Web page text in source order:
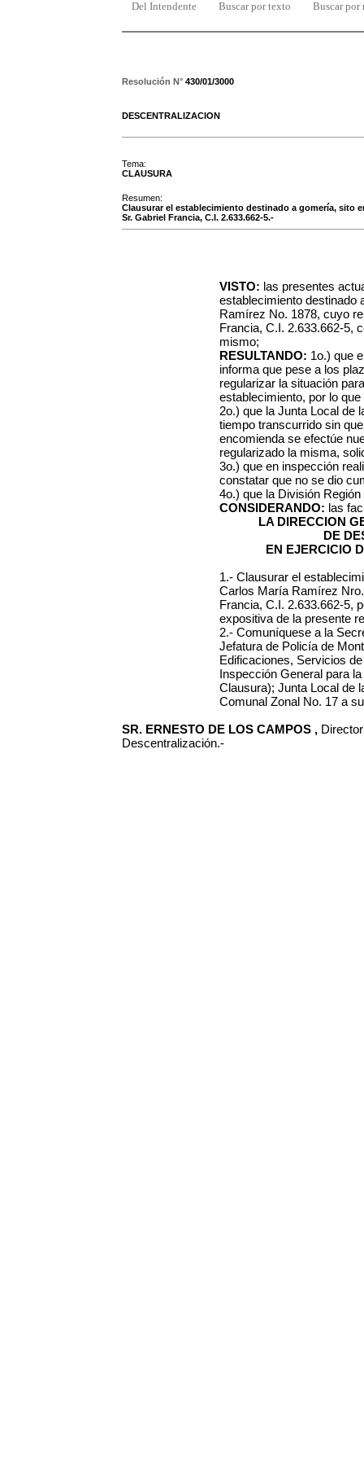
Del Intendente Buscar por texto Buscar por
Resolución N° 430/01/3000
DESCENTRALIZACION
Tema:
CLAUSURA
Resumen:
Clausurar el establecimiento destinado a gomería, sito
Sr. Gabriel Francia, C.I. 2.633.662-5.-
VISTO: las presentes
establecimiento destinado
Ramírez No. 1878, cuyo
Francia, C.I. 2.633.662-5,
mismo;
RESULTANDO: 1o.) que
informa que pese a los
regularizar la situación
establecimiento, por lo
2o.) que la Junta Local de
tiempo transcurrido sin
encomienda se efectúe
regularizado la misma,
3o.) que en inspección
constatar que no se dio
4o.) que la División
CONSIDERANDO: las
LA DIRECCION
DE
EN EJERCICIO
1.- Clausurar el
Carlos María Ramírez
Francia, C.I. 2.633.662-5,
expositiva de la presente
2.- Comuníquese a la
Jefatura de Policía de
Edificaciones, Servicios
Inspección General para
Clausura); Junta Local de
Comunal Zonal No. 17 a
SR. ERNESTO DE LOS CAMPOS ,
Descentralización.-